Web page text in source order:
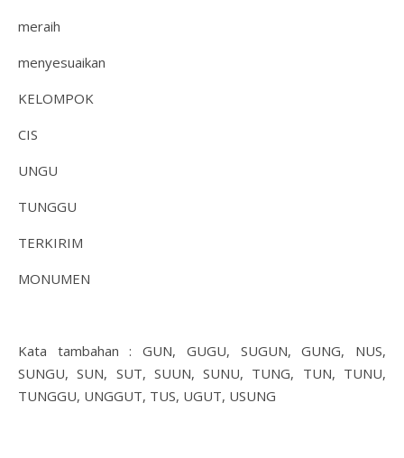
meraih
menyesuaikan
KELOMPOK
CIS
UNGU
TUNGGU
TERKIRIM
MONUMEN
Kata tambahan : GUN, GUGU, SUGUN, GUNG, NUS,
SUNGU, SUN, SUT, SUUN, SUNU, TUNG, TUN, TUNU,
TUNGGU, UNGGUT, TUS, UGUT, USUNG